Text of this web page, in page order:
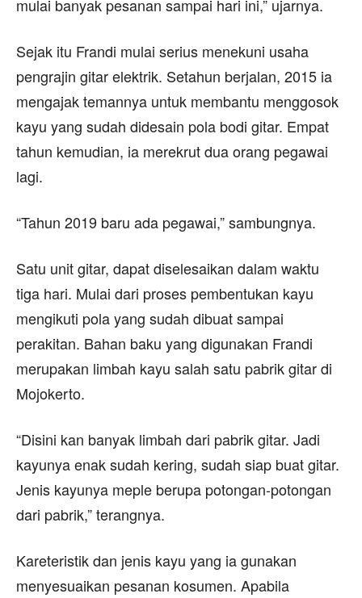
mulai banyak pesanan sampai hari ini,” ujarnya.
Sejak itu Frandi mulai serius menekuni usaha
pengrajin gitar elektrik. Setahun berjalan, 2015 ia
mengajak temannya untuk membantu menggosok
kayu yang sudah didesain pola bodi gitar. Empat
tahun kemudian, ia merekrut dua orang pegawai
lagi.
“Tahun 2019 baru ada pegawai,” sambungnya.
Satu unit gitar, dapat diselesaikan dalam waktu
tiga hari. Mulai dari proses pembentukan kayu
mengikuti pola yang sudah dibuat sampai
perakitan. Bahan baku yang digunakan Frandi
merupakan limbah kayu salah satu pabrik gitar di
Mojokerto.
“Disini kan banyak limbah dari pabrik gitar. Jadi
kayunya enak sudah kering, sudah siap buat gitar.
Jenis kayunya meple berupa potongan-potongan
dari pabrik,” terangnya.
Kareteristik dan jenis kayu yang ia gunakan
menyesuaikan pesanan kosumen. Apabila